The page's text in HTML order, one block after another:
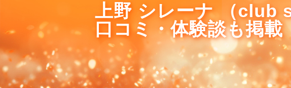
上野 シレーナ （club
口コミ・体験談も掲載